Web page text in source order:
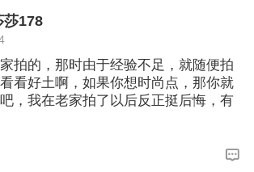
178
拍的，那时由于经验不足，就随便拍
看好土啊，如果你想时尚点，那你就
，我在老家拍了以后反正挺后悔，有
婚博会看看吧，样子很齐全，会对你